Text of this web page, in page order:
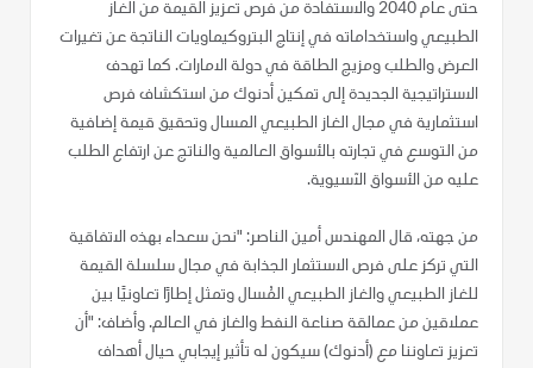
حتى عام 2040 والاستفادة من فرص تعزيز القيمة من الغاز
الطبيعي واستخداماته في إنتاج البتروكيماويات الناتجة عن تغيرات
العرض والطلب ومزيج الطاقة في دولة الامارات. كما تهدف
الاستراتيجية الجديدة إلى تمكين أدنوك من استكشاف فرص
استثمارية في مجال الغاز الطبيعي المسال وتحقيق قيمة إضافية
من التوسع في تجارته بالأسواق العالمية والناتج عن ارتفاع الطلب
عليه من الأسواق الآسيوية.
من جهته، قال المهندس أمين الناصر: "نحن سعداء بهذه الاتفاقية
التي تركز على فرص الاستثمار الجذابة في مجال سلسلة القيمة
للغاز الطبيعي والغاز الطبيعي المُسال وتمثل إطارًا تعاونيًا بين
عملاقين من عمالقة صناعة النفط والغاز في العالم. وأضاف: "أن
تعزيز تعاوننا مع (أدنوك) سيكون له تأثير إيجابي حيال أهداف